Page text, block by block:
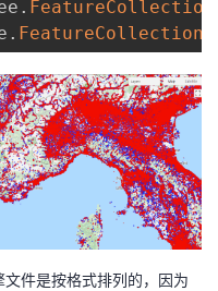
. FeatureCollection
. FeatureCollection
件是按格式排列的，因为